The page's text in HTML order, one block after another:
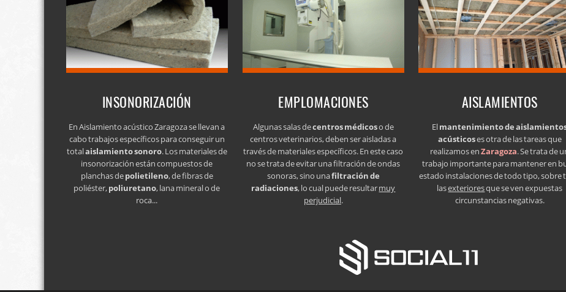
INSONORIZACIÓN
En Aislamiento acústico Zaragoza se llevan a
cabo trabajos específicos para conseguir un
totalaislamiento sonoro. Los materiales de
insonorización están compuestos de
planchas depolietileno, de fibras de
poliéster,poliuretano, lana mineral o de
roca...
EMPLOMACIONES
Algunas salas decentros médicoso de
centros veterinarios, deben ser aisladas a
través de materiales específicos. En este caso
no se trata de evitar una filtración de ondas
sonoras, sino unafiltración de
radiaciones, lo cual puede resultarmuy
perjudicial.
AISLAMIENTOS
Elmantenimiento de
acústicoses otra de las tareas que
realizamos enZaragoza. Se trata de
trabajo importante para mantener en
estado instalaciones de todo tipo, sobre
lasexterioresque se ven expuestas
circunstancias negativas.